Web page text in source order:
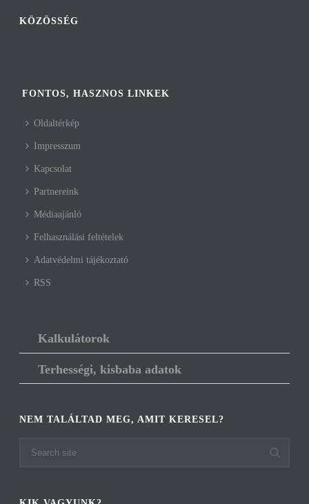
KÖZÖSSÉG
FONTOS, HASZNOS LINKEK
Oldaltérkép
Impresszum
Kapcsolat
Partnereink
Médiaajánló
Felhasználási feltételek
Adatvédelmi tájékoztató
RSS
Kalkulátorok
Terhességi, kisbaba adatok
NEM TALÁLTAD MEG, AMIT KERESEL?